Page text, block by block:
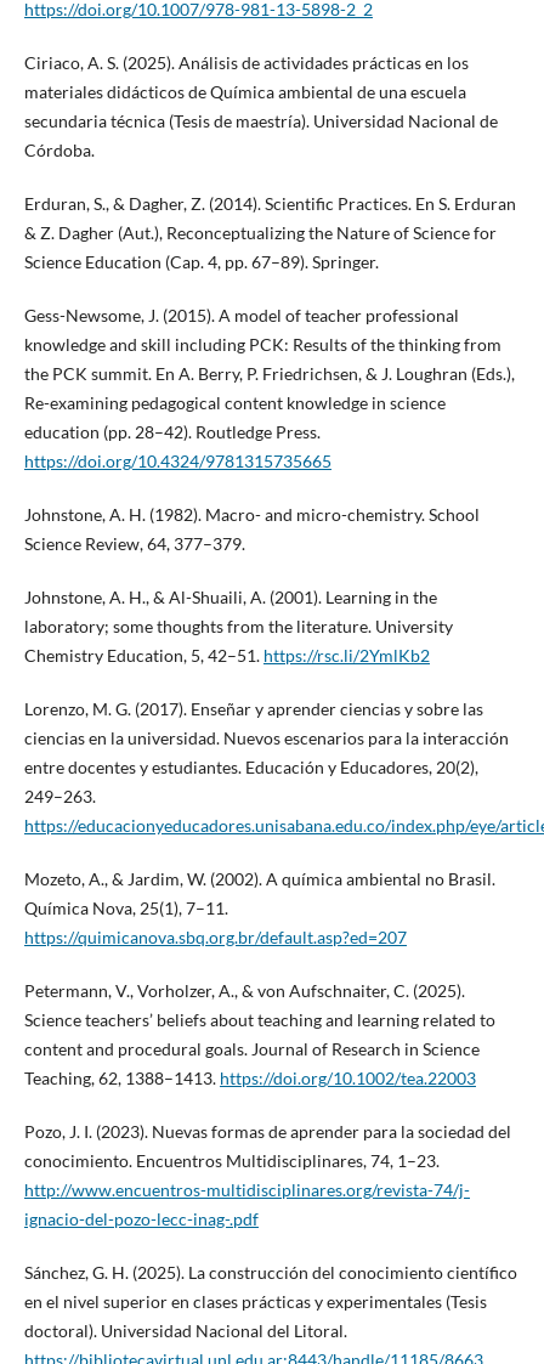
https://doi.org/10.1007/978-981-13-5898-2_2
Ciriaco, A. S. (2025). Análisis de actividades prácticas en los
materiales didácticos de Química ambiental de una escuela
secundaria técnica (Tesis de maestría). Universidad Nacional de
Córdoba.
Erduran, S., & Dagher, Z. (2014). Scientific Practices. En S. Erduran
& Z. Dagher (Aut.), Reconceptualizing the Nature of Science for
Science Education (Cap. 4, pp. 67–89). Springer.
Gess-Newsome, J. (2015). A model of teacher professional
knowledge and skill including PCK: Results of the thinking from
the PCK summit. En A. Berry, P. Friedrichsen, & J. Loughran (Eds.),
Re-examining pedagogical content knowledge in science
education (pp. 28–42). Routledge Press.
https://doi.org/10.4324/9781315735665
Johnstone, A. H. (1982). Macro- and micro-chemistry. School
Science Review, 64, 377–379.
Johnstone, A. H., & Al-Shuaili, A. (2001). Learning in the
laboratory; some thoughts from the literature. University
Chemistry Education, 5, 42–51. https://rsc.li/2YmlKb2
Lorenzo, M. G. (2017). Enseñar y aprender ciencias y sobre las
ciencias en la universidad. Nuevos escenarios para la interacción
entre docentes y estudiantes. Educación y Educadores, 20(2),
249–263.
https://educacionyeducadores.unisabana.edu.co/index.php/eye/
Mozeto, A., & Jardim, W. (2002). A química ambiental no Brasil.
Química Nova, 25(1), 7–11.
https://quimicanova.sbq.org.br/default.asp?ed=207
Petermann, V., Vorholzer, A., & von Aufschnaiter, C. (2025).
Science teachers’ beliefs about teaching and learning related to
content and procedural goals. Journal of Research in Science
Teaching, 62, 1388–1413. https://doi.org/10.1002/tea.22003
Pozo, J. I. (2023). Nuevas formas de aprender para la sociedad del
conocimiento. Encuentros Multidisciplinares, 74, 1–23.
http://www.encuentros-multidisciplinares.org/revista-74/j-
ignacio-del-pozo-lecc-inag-.pdf
Sánchez, G. H. (2025). La construcción del conocimiento científico
en el nivel superior en clases prácticas y experimentales (Tesis
doctoral). Universidad Nacional del Litoral.